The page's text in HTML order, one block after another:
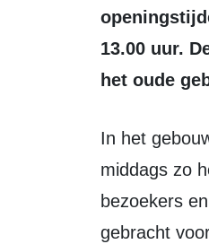
13.00 uur.
het oude
In het gebouw is geen airco aanwezig. Daardoor kunnen de temperaturen ’s
middags zo
bezoekers
gebracht